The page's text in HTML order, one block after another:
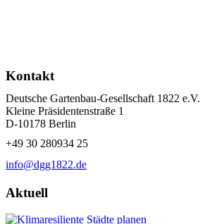
Kontakt
Deutsche Gartenbau-Gesellschaft 1822 e.V.
Kleine Präsidentenstraße 1
D-10178 Berlin
+49 30 280934 25
info@dgg1822.de
Aktuell